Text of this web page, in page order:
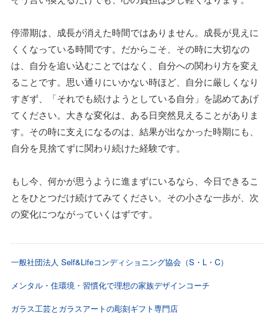
停滞期は、成長が消えた時間ではありません。成長が見えに
くくなっている時間です。だからこそ、その時に大切なの
は、自分を追い込むことではなく、自分への関わり方を変え
ることです。思い通りにいかない時ほど、自分に厳しくなり
すぎず、「それでも続けようとしている自分」を認めてあげ
てください。大きな変化は、ある日突然見えることがありま
す。その時に支えになるのは、結果が出なかった時期にも、
自分を見捨てずに関わり続けた経験です。
もし今、何かが思うように進まずにいるなら、今日できるこ
とをひとつだけ続けてみてください。その小さな一歩が、次
の変化につながっていくはずです。
一般社団法人 Self&Lifeコンディショニング協会（S・L・C）
メンタル・住環境・習慣化で理想の家族デザインコーチ
ガラス工芸とガラスアートの彫刻ギフト専門店